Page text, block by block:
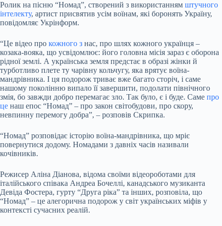
Ролик на пісню “Номад”, створений з використанням штучного
інтелекту, артист присвятив усім воїнам, які боронять Україну,
повідомляє Укрінформ.
“Це відео про кожного з нас, про шлях кожного українця –
козака-вояка, що усвідомлює: його головна місія зараз є оборона
рідної землі. А українська земля предстає в образі жінки й
турботливо плете ту чарівну кольчугу, яка врятує воїна-
мандрівника. І ця подорож триває вже багато сторіч, і саме
нашому поколінню випало її завершити, подолати північного
змія, бо завжди добро перемагає зло. Так було, є і буде. Саме про
це наш епос “Номад” – про закон світобудови, про скору,
невпинну перемогу добра”, – розповів Скрипка.
“Номад” розповідає історію воїна-мандрівника, що мріє
повернутися додому. Номадами з давніх часів називали
кочівників.
Режисер Аліна Діанова, відома своїми відеороботами для
італійського співака Андреа Бочеллі, канадського музиканта
Девіда Фостера, гурту “Друга ріка” та інших, розповіла, що
“Номад” – це алегорична подорож у світ українських міфів у
контексті сучасних реалій.